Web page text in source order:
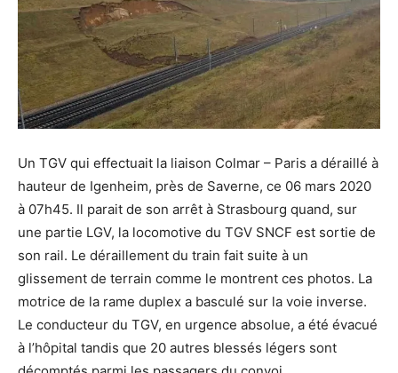
Un TGV qui effectuait la liaison Colmar – Paris a déraillé à
hauteur de Igenheim, près de Saverne, ce 06 mars 2020
à 07h45. Il parait de son arrêt à Strasbourg quand, sur
une partie LGV, la locomotive du TGV SNCF est sortie de
son rail. Le déraillement du train fait suite à un
glissement de terrain comme le montrent ces photos. La
motrice de la rame duplex a basculé sur la voie inverse.
Le conducteur du TGV, en urgence absolue, a été évacué
à l’hôpital tandis que 20 autres blessés légers sont